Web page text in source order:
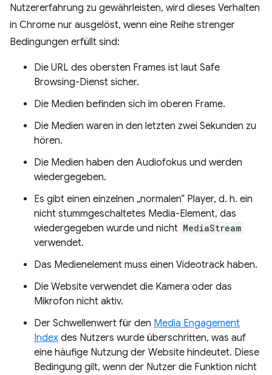
Nutzererfahrung zu gewährleisten, wird dieses Verhalten
in Chrome nur ausgelöst, wenn eine Reihe strenger
Bedingungen erfüllt sind:
Die URL des obersten Frames ist laut Safe
Browsing-Dienst sicher.
Die Medien befinden sich im oberen Frame.
Die Medien waren in den letzten zwei Sekunden zu
hören.
Die Medien haben den Audiofokus und werden
wiedergegeben.
Es gibt einen einzelnen „normalen“ Player, d. h. ein
nicht stummgeschaltetes Media-Element, das
wiedergegeben wurde und nicht MediaStream
verwendet.
Das Medienelement muss einen Videotrack haben.
Die Website verwendet die Kamera oder das
Mikrofon nicht aktiv.
Der Schwellenwert für den Media Engagement
Index des Nutzers wurde überschritten, was auf
eine häufige Nutzung der Website hindeutet. Diese
Bedingung gilt, wenn der Nutzer die Funktion nicht